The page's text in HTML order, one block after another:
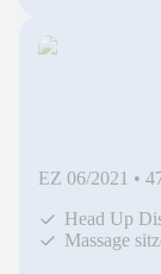
EZ 06/2021 •
Head Up
Massage